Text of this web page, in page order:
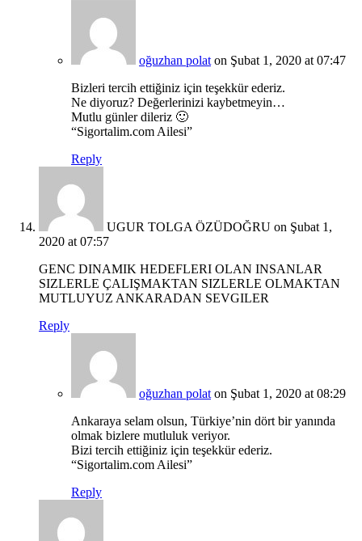
oğuzhan polat on Şubat 1, 2020 at 07:47
Bizleri tercih ettiğiniz için teşekkür ederiz.
Ne diyoruz? Değerlerinizi kaybetmeyin…
Mutlu günler dileriz 🙂
“Sigortalim.com Ailesi”
Reply
UGUR TOLGA ÖZÜDOĞRU on Şubat 1,
2020 at 07:57
GENC DINAMIK HEDEFLERI OLAN INSANLAR
SIZLERLE ÇALIŞMAKTAN SIZLERLE OLMAKTAN
MUTLUYUZ ANKARADAN SEVGILER
Reply
oğuzhan polat on Şubat 1, 2020 at 08:29
Ankaraya selam olsun, Türkiye’nin dört bir yanında
olmak bizlere mutluluk veriyor.
Bizi tercih ettiğiniz için teşekkür ederiz.
“Sigortalim.com Ailesi”
Reply